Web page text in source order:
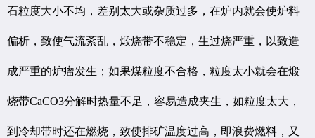
石粒度大小不均，差别太大或杂质过多，在炉内就会使炉料
偏析，致使气流紊乱，煅烧带不稳定，生过烧严重，以致造
成严重的炉瘤发生；如果煤粒度不合格，粒度太小就会在煅
烧带CaCO3分解时热量不足，容易造成夹生，如粒度太大，
到冷却带时还在燃烧，致使排矿温度过高，即浪费燃料，又